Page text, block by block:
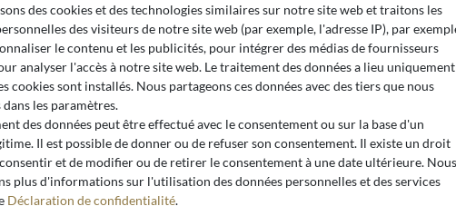
Casa Padrino
Casa Padrino
Metal -
140 x 70 x 49
des cookies et des technologies similaires sur notre site web et traitons les
des visiteurs de notre site web (par exemple, l'adresse IP), par
le contenu et les publicités, pour intégrer des médias de fournisseurs
analyser l'accès à notre site web. Le traitement des données a lieu uniquement
cookies sont installés. Nous partageons ces données avec des tiers que nous
les paramètres.
des données peut être effectué avec le consentement ou sur la base d'un
Il est possible de donner ou de refuser son consentement. Il existe un droit
et de modifier ou de retirer le consentement à une date ultérieure. Nous
plus d'informations sur l'utilisation des données personnelles et des services
Déclaration de confidentialité.